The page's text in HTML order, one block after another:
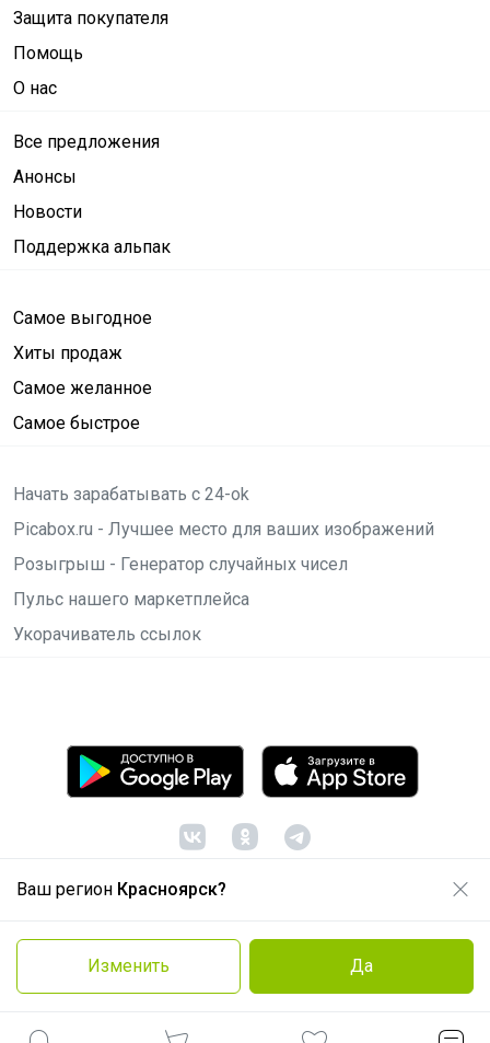
Ваш регион Красноярск?
Изменить Да
Защита покупателя
Помощь
О нас
Все предложения
Анонсы
Новости
Поддержка альпак
Самое выгодное
Хиты продаж
Самое желанное
Самое быстрое
Начать зарабатывать с 24-ok
Picabox.ru - Лучшее место для ваших изображений
Розыгрыш - Генератор случайных чисел
Пульс нашего маркетплейса
Укорачиватель ссылок
© ООО "Лявита", ОГРН 1122468054070, 2012 -2026
Политика конфиденциальности
Cоглашение пользователя